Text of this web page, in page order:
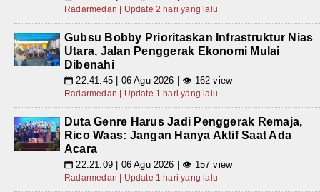
Radarmedan | Update 2 hari yang lalu
Gubsu Bobby Prioritaskan Infrastruktur Nias
Utara, Jalan Penggerak Ekonomi Mulai
Dibenahi
📅 22:41:45 | 06 Agu 2026 | 👁 162 view
Radarmedan | Update 1 hari yang lalu
Duta Genre Harus Jadi Penggerak Remaja,
Rico Waas: Jangan Hanya Aktif Saat Ada
Acara
📅 22:21:09 | 06 Agu 2026 | 👁 157 view
Radarmedan | Update 1 hari yang lalu